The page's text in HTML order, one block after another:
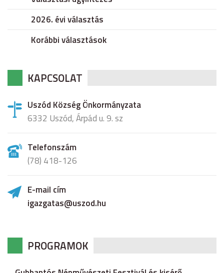
2026. évi választás
Korábbi választások
KAPCSOLAT
Uszód Község Önkormányzata
6332 Uszód, Árpád u. 9. sz
Telefonszám
(78) 418-126
E-mail cím
igazgatas@uszod.hu
PROGRAMOK